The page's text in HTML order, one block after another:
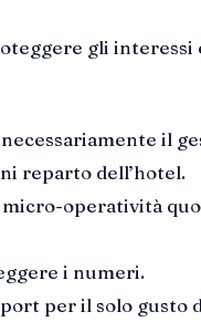
gli interessi
il
reparto dell’hotel.
operatività
i numeri.
per il solo gusto